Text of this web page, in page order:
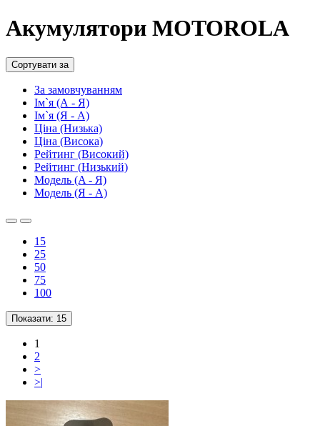
Акумулятори MOTOROLA
Сортувати за
За замовчуванням
Ім`я (А - Я)
Ім`я (Я - A)
Ціна (Низька)
Ціна (Висока)
Рейтинг (Високий)
Рейтинг (Низький)
Модель (A - Я)
Модель (Я - A)
15
25
50
75
100
Показати: 15
1
2
>
>|